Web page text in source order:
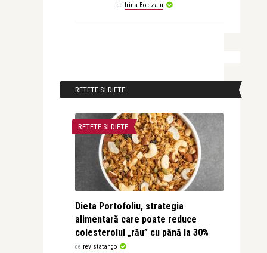
de Irina Botezatu
RETETE SI DIETE
RETETE SI DIETE
Dieta Portofoliu, strategia
alimentară care poate reduce
colesterolul „rău” cu până la 30%
de revistatango